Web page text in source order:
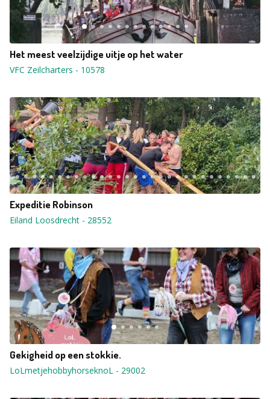
Het meest veelzijdige uitje op het water
VFC Zeilcharters - 10578
Expeditie Robinson
Eiland Loosdrecht - 28552
Gekigheid op een stokkie.
LoLmetjehobbyhorseknoL - 29002